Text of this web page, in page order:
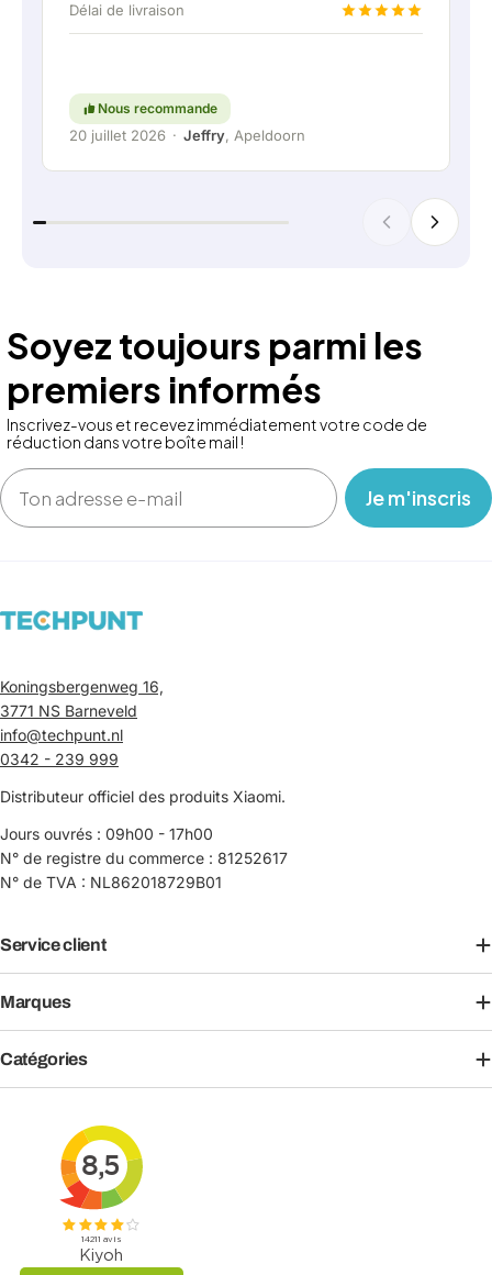
super, évidemment. En bref : une entreprise très
Délai de livraison
Nous recommande
20 juillet 2026 · Jeffry, Apeldoorn
Soyez toujours parmi les
premiers informés
Inscrivez-vous et recevez immédiatement votre code de
réduction dans votre boîte mail !
Email
‎ ‎ ‎ Je m'inscris ‎ ‎ ‎
Koningsbergenweg 16,
3771 NS Barneveld
info@techpunt.nl
0342 - 239 999
Distributeur officiel des produits Xiaomi.
Jours ouvrés : 09h00 - 17h00
N° de registre du commerce : 81252617
N° de TVA : NL862018729B01
Service client
Marques
Catégories